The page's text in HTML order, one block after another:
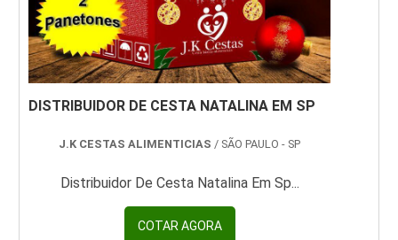
DISTRIBUIDOR DE CESTA NATALINA EM SP
J.K CESTAS ALIMENTICIAS/ SÃO PAULO - SP
Distribuidor De Cesta Natalina Em Sp...
COTAR AGORA